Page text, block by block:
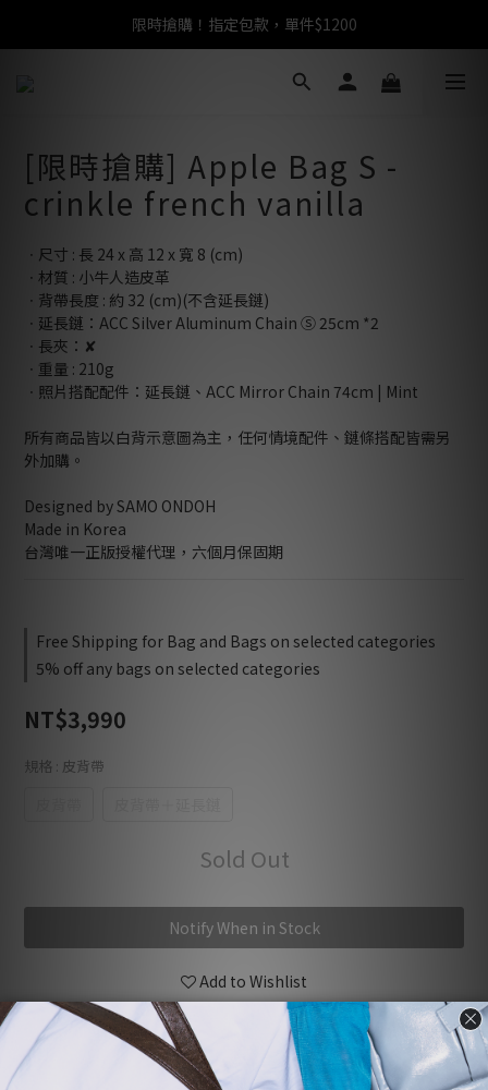
任選包款，即享免運
限時搶購！指定包款，單件$1200
任選包款，即享免運
[限時搶購] Apple Bag S -
crinkle french vanilla
ㆍ尺寸 : 長 24 x 高 12 x 寬 8 (cm)
ㆍ材質 : 小牛人造皮革
ㆍ背帶長度 : 約 32 (cm)(不含延長鏈)
ㆍ延長鏈：ACC Silver Aluminum Chain Ⓢ 25cm *2
ㆍ長夾：✘
ㆍ重量 : 210g
ㆍ照片搭配配件：延長鏈、ACC Mirror Chain 74cm | Mint
所有商品皆以白背示意圖為主，任何情境配件、鏈條搭配皆需另
外加購。
Designed by SAMO ONDOH
Made in Korea
台灣唯一正版授權代理，六個月保固期
Free Shipping for Bag and Bags on selected categories
5% off any bags on selected categories
NT$3,990
規格 : 皮背帶
Sold Out
Notify When in Stock
Add to Wishlist
Description Customer Reviews